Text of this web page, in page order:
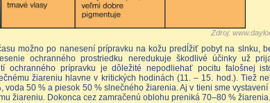
Zdroj:
možno po nanesení prípravku na kožu predĺžiť pobyt na slnku,
ochranného prostriedku neredukuje škodlivé účinky už
ochranného prípravku je dôležité nepodliehať pocitu falošnej
žiareniu hlavne v kritických hodinách (11. – 15. hod.). Tiež
voda 50 % a piesok 50 % slnečného žiarenia. Aj v tieni sme vystavení
žiareniu. Dokonca cez zamračenú oblohu preniká 70–80 % žiarenia.